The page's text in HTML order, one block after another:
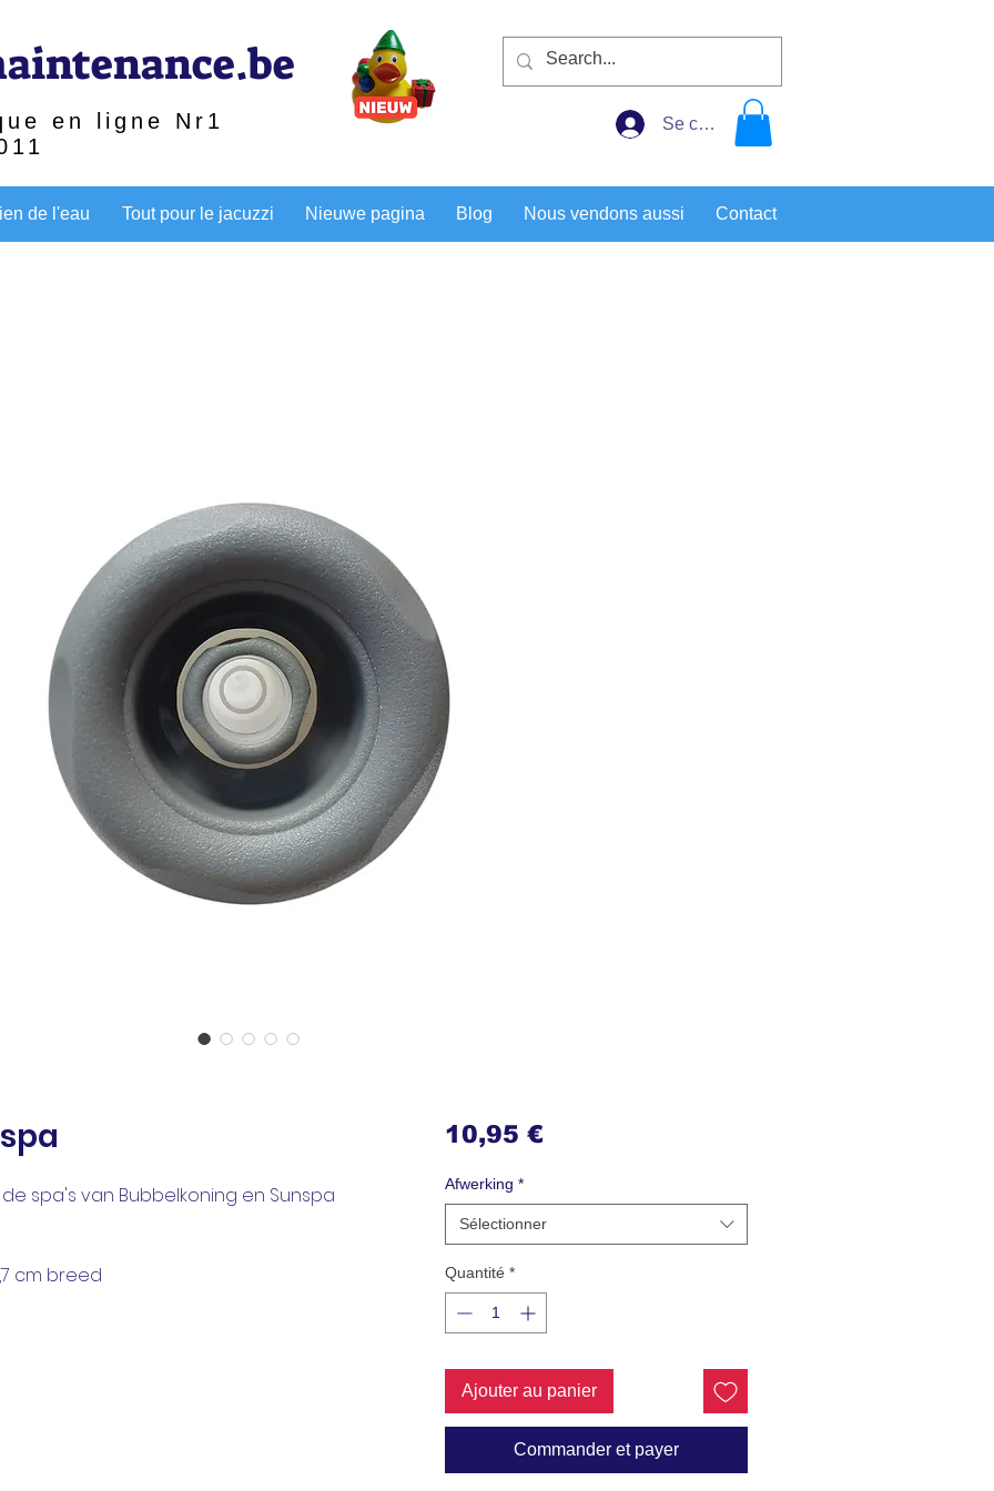
en ligne Nr1
Se connecter
de l'eau Tout pour le jacuzzi Nieuwe pagina Blog Nous vendons aussi Contact
spa's van Bubbelkoning en Sunspa
cm breed
10,95 €Prix
Afwerking *
Sélectionner
Quantité *
Ajouter au panier
Commander et payer